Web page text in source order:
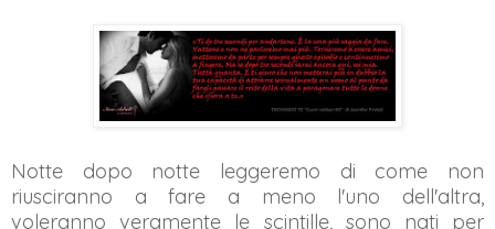
Notte dopo notte leggeremo di come non
riusciranno a fare a meno l'uno dell'altra,
voleranno veramente le scintille, sono nati per